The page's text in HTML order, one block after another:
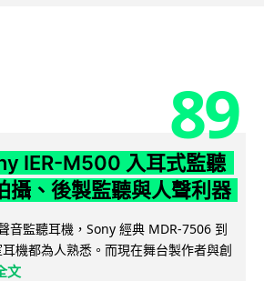
89
IER-M500 入耳式監聽
攝、後製監聽與人聲利器
音監聽耳機，Sony 經典 MDR-7506 到
機都為人熟悉。而現在舞台製作者與創
文